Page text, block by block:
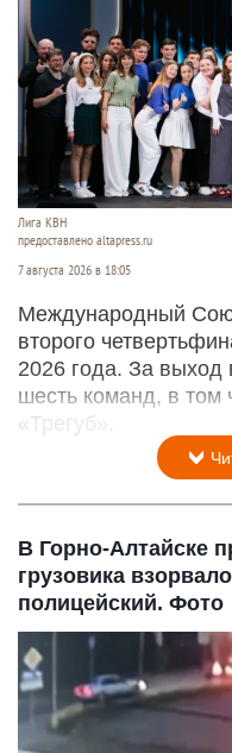
Лига КВН
предоставлено altapress.ru
7 августа 2026 в 18:05
Международный
второго
2026 года. За
шесть команд, в том
«Трегуб».
В Горно-Алтайске
грузовика
полицейский. Фото